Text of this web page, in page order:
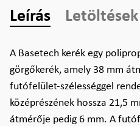
Leírás Letöltések
A Basetech kerék egy
görgőkerék, amely 38 mm
futófelület-szélességgel
középrészének hossza 21,5
átmérője pedig 6 mm. A